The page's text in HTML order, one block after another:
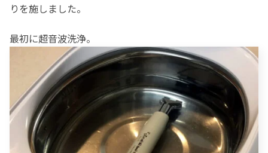
りを施しました。
最初に超音波洗浄。